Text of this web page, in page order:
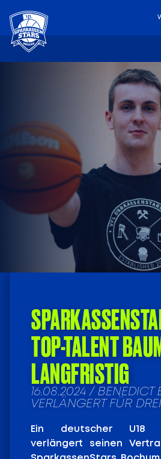
TOP-TALENT
LANGFRISTIG
16.08.2024 / BENEDICT
VERLÄNGERT FÜR
Ein deutscher U18
verlängert seinen